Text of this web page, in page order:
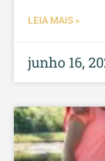
LEIA MAIS »
junho 16,